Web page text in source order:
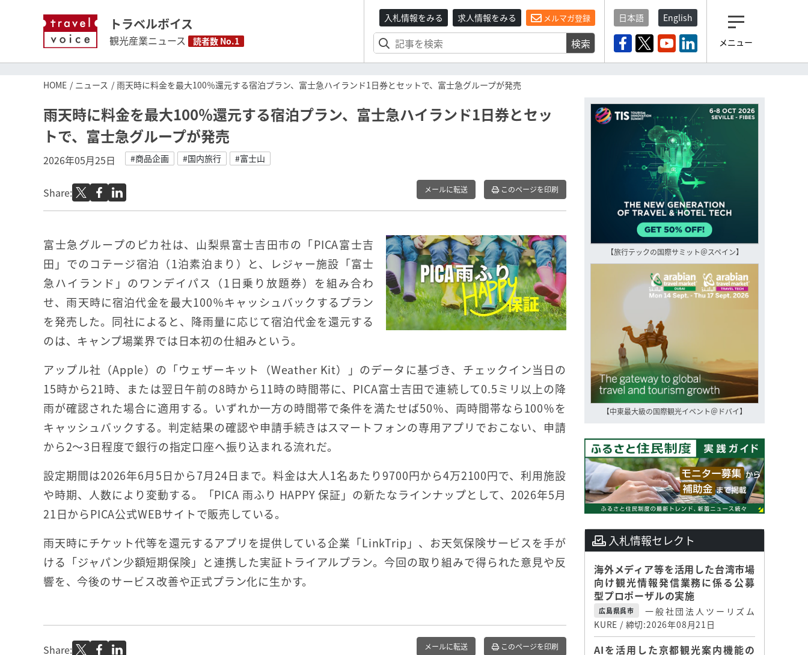
トラベルボイス
観光産業ニュース 読者数 No.1
入札情報をみる 求人情報をみる メルマガ登録
検索
日本語 English
メニュー
HOME ニュース 雨天時に料金を最大100％還元する宿泊プラン、富士急ハイランド1日券とセットで、富士急グループが発売
雨天時に料金を最大100％還元する宿泊プラン、富士急ハイランド1日券とセッ
トで、富士急グループが発売
2026年05月25日 #商品企画 #国内旅行 #富士山
Share: メールに転送 このページを印刷
富士急グループのピカ社は、山梨県富士吉田市の「PICA富士吉
田」でのコテージ宿泊（1泊素泊まり）と、レジャー施設「富士
急ハイランド」のワンデイパス（1日乗り放題券）を組み合わ
せ、雨天時に宿泊代金を最大100％キャッシュバックするプラン
を発売した。同社によると、降雨量に応じて宿泊代金を還元する
のは、キャンプ場業界では日本初の仕組みという。
アップル社（Apple）の「ウェザーキット（Weather Kit）」のデータに基づき、チェックイン当日の
15時から21時、または翌日午前の8時から11時の時間帯に、PICA富士吉田で連続して0.5ミリ以上の降
雨が確認された場合に適用する。いずれか一方の時間帯で条件を満たせば50％、両時間帯なら100％を
キャッシュバックする。判定結果の確認や申請手続きはスマートフォンの専用アプリでおこない、申請
から2〜3日程度で銀行の指定口座へ振り込まれる流れだ。
設定期間は2026年6月5日から7月24日まで。料金は大人1名あたり9700円から4万2100円で、利用施設
や時期、人数により変動する。「PICA 雨ふり HAPPY 保証」の新たなラインナップとして、2026年5月
21日からPICA公式WEBサイトで販売している。
雨天時にチケット代等を還元するアプリを提供している企業「LinkTrip」、お天気保険サービスを手が
ける「ジャパン少額短期保険」と連携した実証トライアルプラン。今回の取り組みで得られた意見や反
響を、今後のサービス改善や正式プラン化に生かす。
Share: メールに転送 このページを印刷
【旅行テックの国際サミット＠スペイン】
【中東最大級の国際観光イベント＠ドバイ】
入札情報セレクト
海外メディア等を活用した台湾市場
向け観光情報発信業務に係る公募
型プロポーザルの実施
広島県呉市
一般社団法人ツーリズム
KURE / 締切:2026年08月21日
AIを活用した京都観光案内機能の
観光産業ニュース「トラベ
登録済みですよね？
もし未だ登録していないなら…
いますぐ登録する